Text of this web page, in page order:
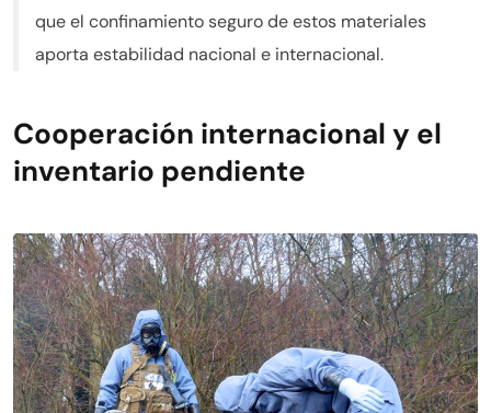
que el confinamiento seguro de estos materiales
aporta estabilidad nacional e internacional.
Cooperación internacional y el
inventario pendiente